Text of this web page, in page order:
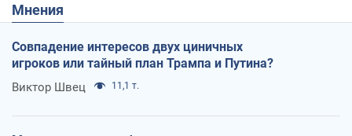
Мнения
Совпадение интересов двух циничных
игроков или тайный план Трампа и Путина?
Виктор Швец 11,1 т.